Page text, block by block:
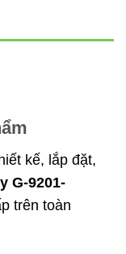
kế, lắp đặt,
G-9201-
trên toàn